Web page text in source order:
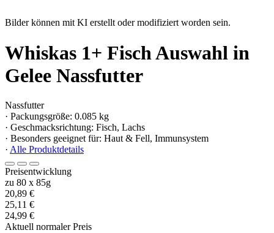
Bilder können mit KI erstellt oder modifiziert worden sein.
Whiskas 1+ Fisch Auswahl in
Gelee Nassfutter
Nassfutter
· Packungsgröße: 0.085 kg
· Geschmacksrichtung: Fisch, Lachs
· Besonders geeignet für: Haut & Fell, Immunsystem
· Alle Produktdetails
Preisentwicklung
zu 80 x 85g
20,89 €
25,11 €
24,99 €
Aktuell normaler Preis